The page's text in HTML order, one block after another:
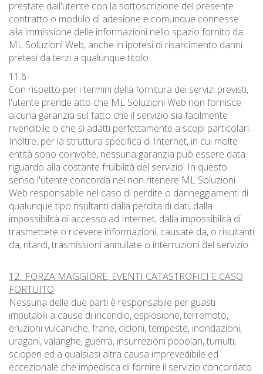
prestate dall'utente con la sottoscrizione del presente
contratto o modulo di adesione e comunque connesse
alla immissione delle informazioni nello spazio fornito da
ML Soluzioni Web, anche in ipotesi di risarcimento danni
pretesi da terzi a qualunque titolo.
11.6
Con rispetto per i termini della fornitura dei servizi previsti,
l'utente prende atto che ML Soluzioni Web non fornisce
alcuna garanzia sul fatto che il servizio sia facilmente
rivendibile o che si adatti perfettamente a scopi particolari.
Inoltre, per la struttura specifica di Internet, in cui molte
entità sono coinvolte, nessuna garanzia può essere data
riguardo alla costante fruibilità del servizio. In questo
senso l'utente concorda nel non ritenere ML Soluzioni
Web responsabile nel caso di perdite o danneggiamenti di
qualunque tipo risultanti dalla perdita di dati, dalla
impossibilità di accesso ad Internet, dalla impossibilità di
trasmettere o ricevere informazioni, causate da, o risultanti
da, ritardi, trasmissioni annullate o interruzioni del servizio.
12:: FORZA MAGGIORE, EVENTI CATASTROFICI E CASO
FORTUITO
Nessuna delle due parti è responsabile per guasti
imputabili a cause di incendio, esplosione, terremoto,
eruzioni vulcaniche, frane, cicloni, tempeste, inondazioni,
uragani, valanghe, guerra, insurrezioni popolari, tumulti,
scioperi ed a qualsiasi altra causa imprevedibile ed
eccezionale che impedisca di fornire il servizio concordato.